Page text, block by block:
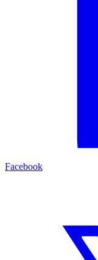
Facebook